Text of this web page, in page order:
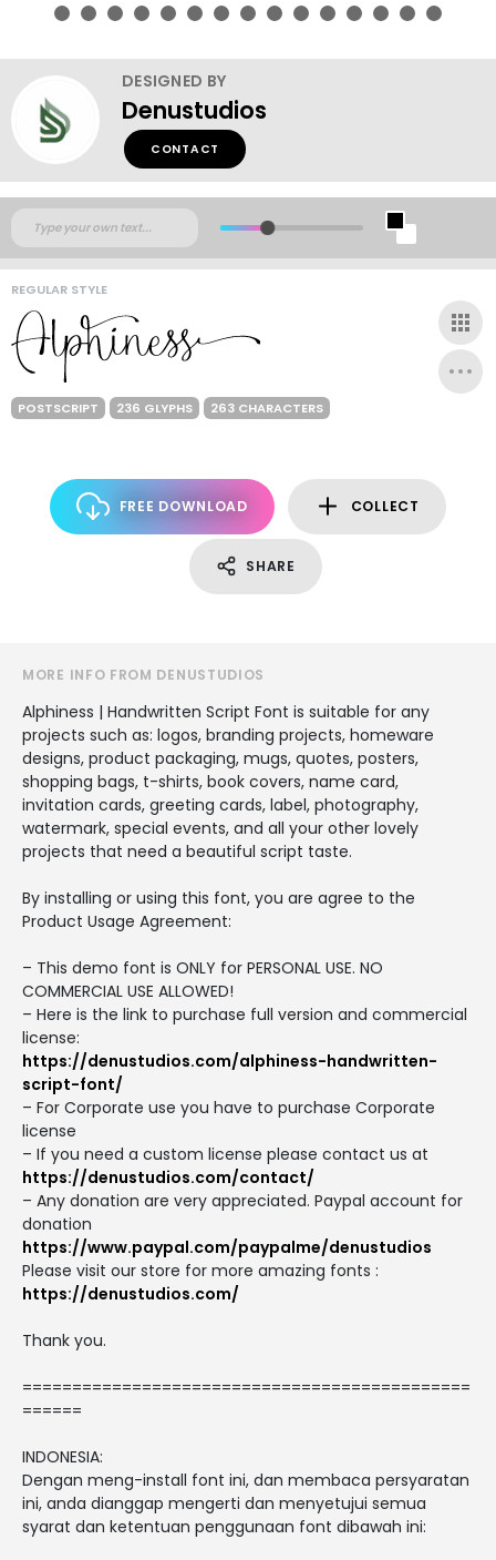
DESIGNED BY
Denustudios
CONTACT
REGULAR STYLE
POSTSCRIPT 236 GLYPHS 263 CHARACTERS
FREE DOWNLOAD COLLECT
SHARE
MORE INFO FROM DENUSTUDIOS
Alphiness | Handwritten Script Font is suitable for any
projects such as: logos, branding projects, homeware
designs, product packaging, mugs, quotes, posters,
shopping bags, t-shirts, book covers, name card,
invitation cards, greeting cards, label, photography,
watermark, special events, and all your other lovely
projects that need a beautiful script taste.
By installing or using this font, you are agree to the
Product Usage Agreement:
– This demo font is ONLY for PERSONAL USE. NO
COMMERCIAL USE ALLOWED!
– Here is the link to purchase full version and commercial
license:
https://denustudios.com/alphiness-handwritten-
script-font/
– For Corporate use you have to purchase Corporate
license
– If you need a custom license please contact us at
https://denustudios.com/contact/
– Any donation are very appreciated. Paypal account for
donation
https://www.paypal.com/paypalme/denustudios
Please visit our store for more amazing fonts :
https://denustudios.com/
Thank you.
=============================================
======
INDONESIA:
Dengan meng-install font ini, dan membaca persyaratan
ini, anda dianggap mengerti dan menyetujui semua
syarat dan ketentuan penggunaan font dibawah ini: